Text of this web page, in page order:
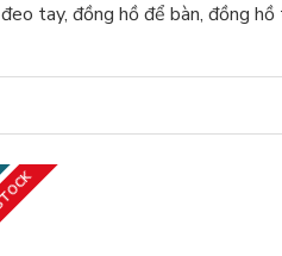
tay, đồng hồ để bàn, đồng